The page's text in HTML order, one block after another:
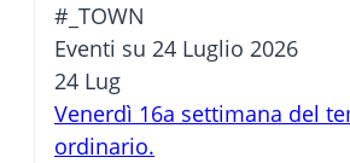
#_TOWN
Eventi su 24 Luglio 2026
24 Lug
Venerdì 16a settimana del
ordinario.